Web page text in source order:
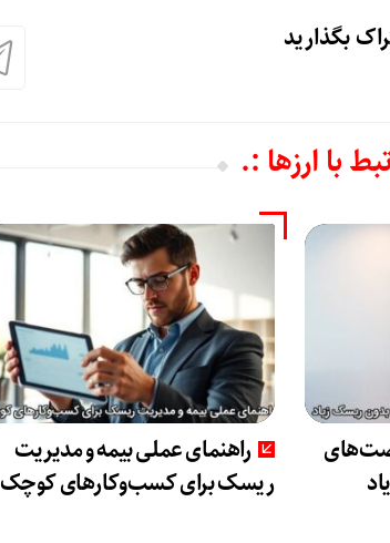
بگذارید
با ارزها :.
راهنمای عملی بیمه و مدیریت
ریسک برای کسب‌وکارهای کوچک